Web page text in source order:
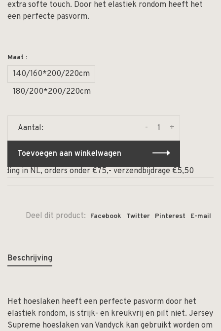
extra softe touch. Door het elastiek rondom heeft het
een perfecte pasvorm.
Maat :
140/160*200/220cm
180/200*200/220cm
Aantal: +
-
Toevoegen aan winkelwagen
in NL, orders onder €75,- verzendbijdrage €5,50
Deel dit product: Facebook Twitter Pinterest E-mail
Beschrijving
Het hoeslaken heeft een perfecte pasvorm door het
elastiek rondom, is strijk- en kreukvrij en pilt niet. Jersey
Supreme hoeslaken van Vandyck kan gebruikt worden om